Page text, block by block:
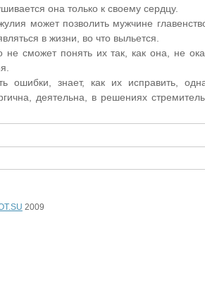
она только к своему сердцу.
может позволить мужчине
в жизни, во что выльется.
сможет понять их так, как она, не
знает, как их исправить,
деятельна, в решениях
2009